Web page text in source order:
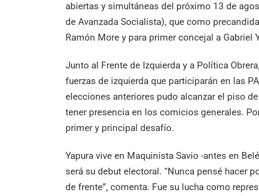
abiertas y simultáneas del próximo 13 de
de Avanzada Socialista), que como
Ramón More y para primer concejal a Gabriel
Junto al Frente de Izquierda y a Política
fuerzas de izquierda que participarán en las
elecciones anteriores pudo alcanzar el piso
tener presencia en los comicios generales.
primer y principal desafío.
Yapura vive en Maquinista Savio -antes en
será su debut electoral. “Nunca pensé hacer
de frente”, comenta. Fue su lucha como